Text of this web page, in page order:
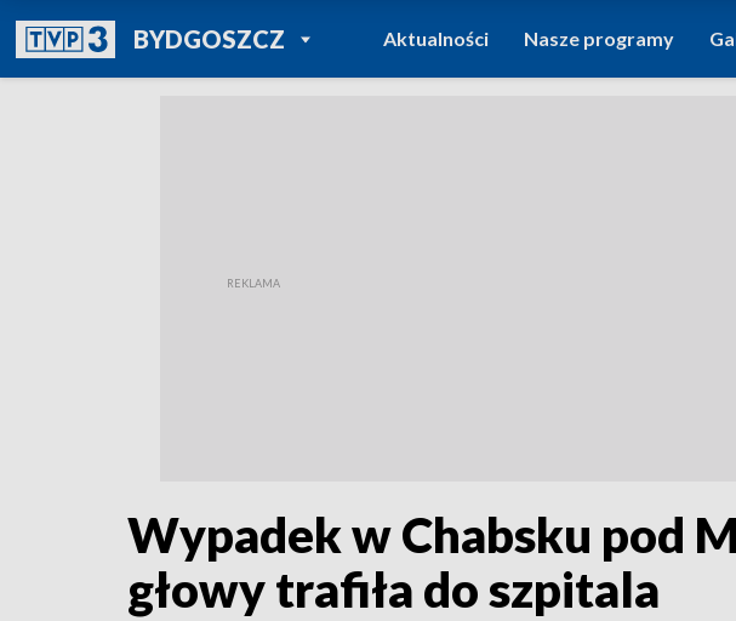
BYDGOSZCZPOWRÓT DO
TVP REGIONY
Aktualności Nasze programy
Wypadek w Chabsku pod
głowy trafiła do szpitala